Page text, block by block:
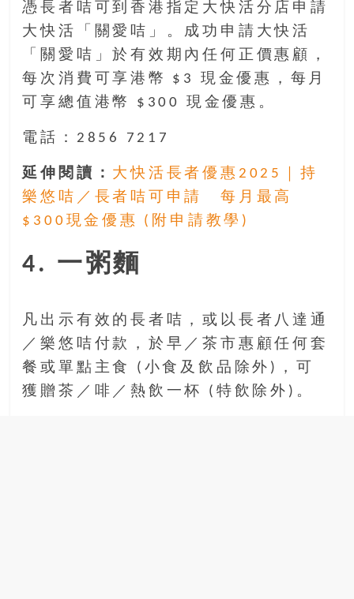
憑長者咭可到香港指定大快活分店申請
大快活「關愛咭」。成功申請大快活
「關愛咭」於有效期內任何正價惠顧，
每次消費可享港幣 $3 現金優惠，每月
可享總值港幣 $300 現金優惠。
電話：2856 7217
延伸閱讀： 大快活長者優惠2025｜持
樂悠咭／長者咭可申請 每月最高
$300現金優惠 (附申請教學)
4. 一粥麵
凡出示有效的長者咭，或以長者八達通
／樂悠咭付款，於早／茶市惠顧任何套
餐或單點主食 (小食及飲品除外)，可
獲贈茶／啡／熱飲一杯 (特飲除外)。